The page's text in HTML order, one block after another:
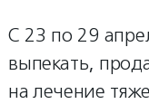
С 23 по 29
выпекать,
на лечение